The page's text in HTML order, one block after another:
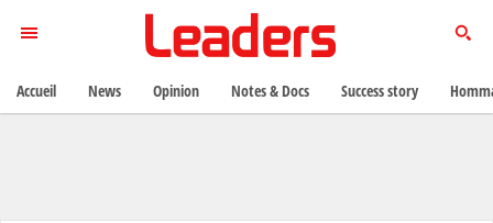
Accueil News Opinion Notes & Docs Success story